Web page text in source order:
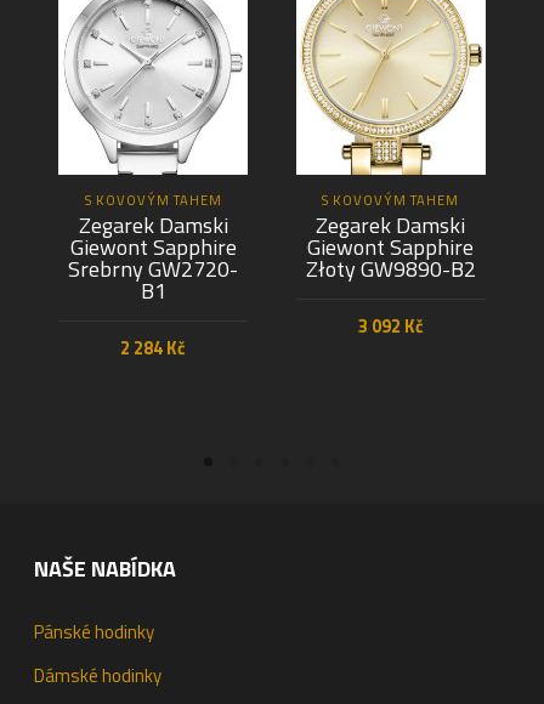
S KOVOVÝM TAHEM
Zegarek Damski
Giewont Sapphire
Srebrny GW2720-
B1
2 284Kč
S KOVOVÝM TAHEM
Zegarek Damski
Giewont Sapphire
Złoty GW9890-B2
3 092 Kč
NAŠE NABÍDKA
Pánské hodinky
Dámské hodinky